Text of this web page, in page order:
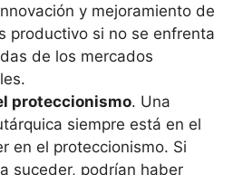
y mejoramiento de
productivo si no se enfrenta
de los mercados
proteccionismo. Una
siempre está en el
en el proteccionismo. Si
suceder, podrían haber